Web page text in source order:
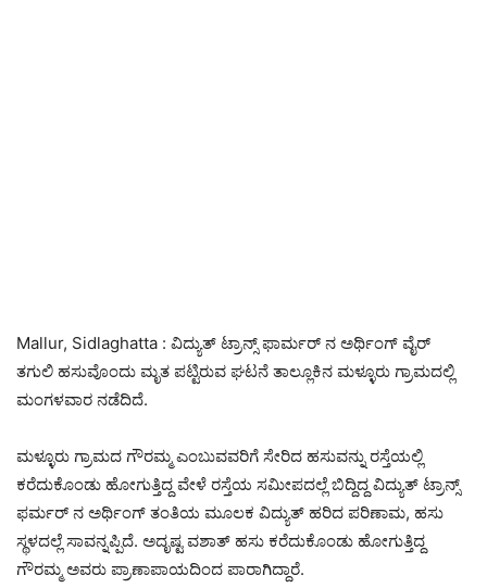
Mallur, Sidlaghatta : ವಿದ್ಯುತ್ ಟ್ರಾನ್ಸ್‌ ಫಾರ್ಮರ್‌ ನ ಅರ್ಥಿಂಗ್ ವೈರ್
ತಗುಲಿ ಹಸುವೊಂದು ಮೃತ ಪಟ್ಟಿರುವ ಘಟನೆ ತಾಲ್ಲೂಕಿನ ಮಳ್ಳೂರು ಗ್ರಾಮದಲ್ಲಿ
ಮಂಗಳವಾರ ನಡೆದಿದೆ.
ಮಳ್ಳೂರು ಗ್ರಾಮದ ಗೌರಮ್ಮ ಎಂಬುವವರಿಗೆ ಸೇರಿದ ಹಸುವನ್ನು ರಸ್ತೆಯಲ್ಲಿ
ಕರೆದುಕೊಂಡು ಹೋಗುತ್ತಿದ್ದ ವೇಳೆ ರಸ್ತೆಯ ಸಮೀಪದಲ್ಲೆ ಬಿದ್ದಿದ್ದ ವಿದ್ಯುತ್ ಟ್ರಾನ್ಸ್
ಫರ್ಮರ್ ನ ಅರ್ಥಿಂಗ್ ತಂತಿಯ ಮೂಲಕ ವಿದ್ಯುತ್ ಹರಿದ ಪರಿಣಾಮ, ಹಸು
ಸ್ಥಳದಲ್ಲೆ ಸಾವನ್ನಪ್ಪಿದೆ. ಅದೃಷ್ಟ ವಶಾತ್ ಹಸು ಕರೆದುಕೊಂಡು ಹೋಗುತ್ತಿದ್ದ
ಗೌರಮ್ಮ ಅವರು ಪ್ರಾಣಾಪಾಯದಿಂದ ಪಾರಾಗಿದ್ದಾರೆ.